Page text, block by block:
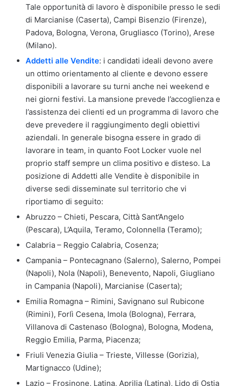
Tale opportunità di lavoro è disponibile presso le sedi
di Marcianise (Caserta), Campi Bisenzio (Firenze),
Padova, Bologna, Verona, Grugliasco (Torino), Arese
(Milano).
Addetti alle Vendite: i candidati ideali devono avere
un ottimo orientamento al cliente e devono essere
disponibili a lavorare su turni anche nei weekend e
nei giorni festivi. La mansione prevede l’accoglienza e
l’assistenza dei clienti ed un programma di lavoro che
deve prevedere il raggiungimento degli obiettivi
aziendali. In generale bisogna essere in grado di
lavorare in team, in quanto Foot Locker vuole nel
proprio staff sempre un clima positivo e disteso. La
posizione di Addetti alle Vendite è disponibile in
diverse sedi disseminate sul territorio che vi
riportiamo di seguito:
Abruzzo – Chieti, Pescara, Città Sant’Angelo
(Pescara), L’Aquila, Teramo, Colonnella (Teramo);
Calabria – Reggio Calabria, Cosenza;
Campania – Pontecagnano (Salerno), Salerno, Pompei
(Napoli), Nola (Napoli), Benevento, Napoli, Giugliano
in Campania (Napoli), Marcianise (Caserta);
Emilia Romagna – Rimini, Savignano sul Rubicone
(Rimini), Forlì Cesena, Imola (Bologna), Ferrara,
Villanova di Castenaso (Bologna), Bologna, Modena,
Reggio Emilia, Parma, Piacenza;
Friuli Venezia Giulia – Trieste, Villesse (Gorizia),
Martignacco (Udine);
Lazio – Frosinone, Latina, Aprilia (Latina), Lido di Ostia